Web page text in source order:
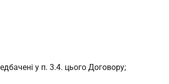
у п. 3.4. цього Договору;